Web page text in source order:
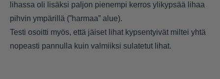
lihassa oli lisäksi paljon pienempi kerros ylikypsää lihaa
pihvin ympärillä (”harmaa” alue).
Testi osoitti myös, että jäiset lihat kypsentyivät miltei yhtä
nopeasti pannulla kuin valmiiksi sulatetut lihat.